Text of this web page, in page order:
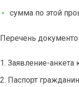
сумма по этой
Перечень
Заявление-анкета
Паспорт